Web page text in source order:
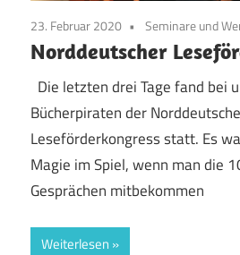
23. Februar 2020 Seminare und
Norddeutscher
Die letzten drei Tage fand bei
Bücherpiraten der Norddeutsche
Leseförderkongress statt. Es
Magie im Spiel, wenn man die
Gesprächen mitbekommen
Weiterlesen